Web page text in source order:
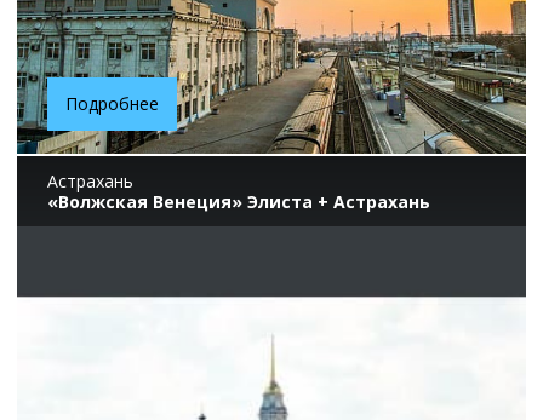
Подробнее
Астрахань
«Волжская Венеция» Элиста + Астрахань